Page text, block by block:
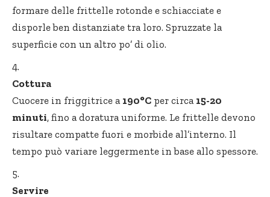
formare delle frittelle rotonde e schiacciate e
disporle ben distanziate tra loro. Spruzzate la
superficie con un altro po’ di olio.
Cottura
Cuocere in friggitrice a 190°C per circa 15-20
minuti, fino a doratura uniforme. Le frittelle devono
risultare compatte fuori e morbide all’interno. Il
tempo può variare leggermente in base allo spessore.
Servire